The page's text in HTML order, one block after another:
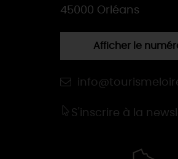
45000 Orléans
Afficher le
S'inscrire à la